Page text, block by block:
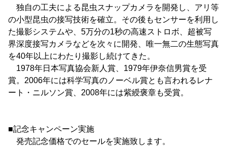
独自の工夫による昆虫スナップカメラを開発し、アリ等
の小型昆虫の接写技術を確立。その後もセンサーを利用し
た撮影システムや、5万分の1秒の高速ストロボ、超被写
界深度接写カメラなどを次々に開発、唯一無二の生態写真
を40年以上にわたり撮影し続けてきた。
1978年日本写真協会新人賞、1979年伊奈信男賞を受
賞。2006年には科学写真のノーベル賞とも言われるレナ
ート・ニルソン賞、2008年には紫綬褒章も受賞。
■記念キャンペーン実施
発売記念価格でのセールを実施致します。